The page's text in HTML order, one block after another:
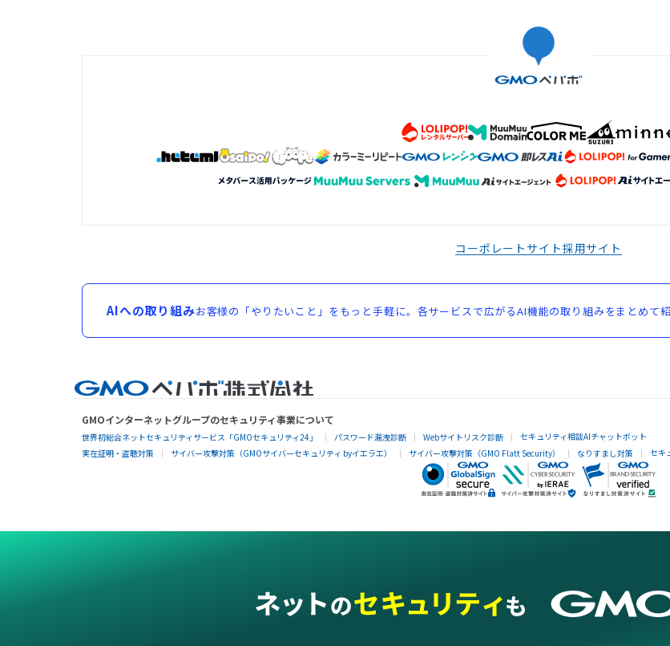
コーポレートサイト採用サイト
AIへの取り組みお客様の「やりたいこと」をもっと手軽に。各サービスで広がるAI機能の取り組みをまとめて紹
GMOインターネットグループのセキュリティ事業について
世界初総合ネットセキュリティサービス「GMOセキュリティ24」 パスワード漏洩診断 Webサイトリスク診断
セキュリティ相談AIチャットボット
実在証明・盗聴対策
サイバー攻撃対策（GMOサイバーセキュリティ byイエラエ） サイバー攻撃対策（GMO Flatt Security） なりすまし対策 セキ